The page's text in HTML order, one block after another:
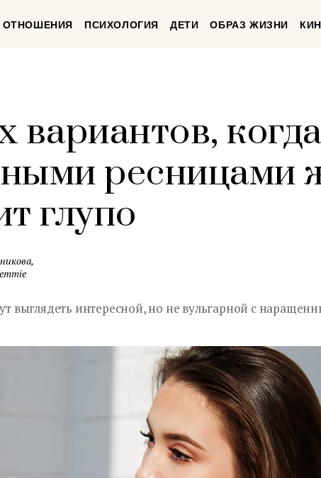
ОТНОШЕНИЯ ПСИХОЛОГИЯ ДЕТИ ОБРАЗ ЖИЗНИ
вариантов, когда
ресницами
глупо
выглядеть интересной, но не вульгарной с